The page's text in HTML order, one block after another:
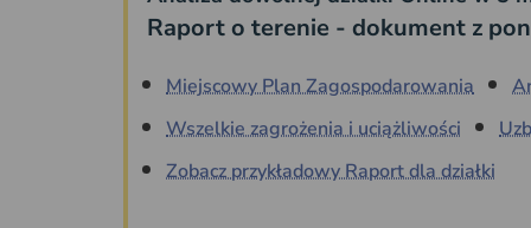
Raport o terenie - dokument z
Miejscowy Plan Zagospodarowania
Wszelkie zagrożenia i uciążliwości
Zobacz przykładowy Raport dla działki